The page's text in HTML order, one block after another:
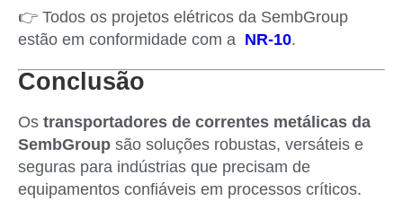
👉 Todos os projetos elétricos da SembGroup
estão em conformidade com a NR-10.
Conclusão
Os transportadores de correntes metálicas da
SembGroup são soluções robustas, versáteis e
seguras para indústrias que precisam de
equipamentos confiáveis em processos críticos.